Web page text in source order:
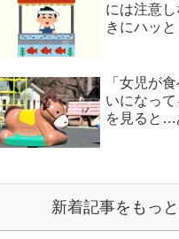
には注意
きにハッと
「女児が
いになっ
を見ると…
新着記事をもっ